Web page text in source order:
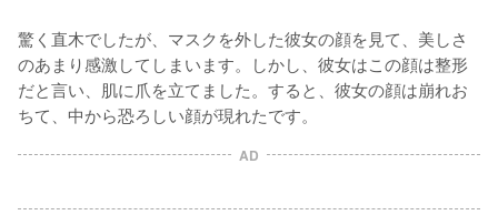
驚く直木でしたが、マスクを外した彼女の顔を見て、美しさ
のあまり感激してしまいます。しかし、彼女はこの顔は整形
だと言い、肌に爪を立てました。すると、彼女の顔は崩れお
ちて、中から恐ろしい顔が現れたです。
AD